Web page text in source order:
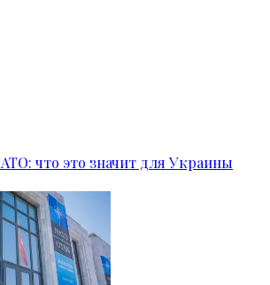
что это значит для Украины